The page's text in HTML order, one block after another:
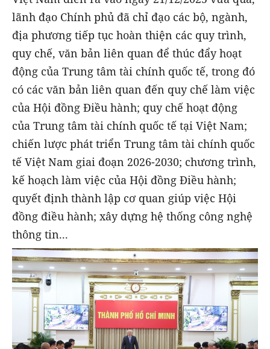
lãnh đạo Chính phủ đã chỉ đạo các bộ, ngành,
địa phương tiếp tục hoàn thiện các quy trình,
quy chế, văn bản liên quan để thúc đẩy hoạt
động của Trung tâm tài chính quốc tế, trong đó
có các văn bản liên quan đến quy chế làm việc
của Hội đồng Điều hành; quy chế hoạt động
của Trung tâm tài chính quốc tế tại Việt Nam;
chiến lược phát triển Trung tâm tài chính quốc
tế Việt Nam giai đoạn 2026-2030; chương trình,
kế hoạch làm việc của Hội đồng Điều hành;
quyết định thành lập cơ quan giúp việc Hội
đồng điều hành; xây dựng hệ thống công nghệ
thông tin...